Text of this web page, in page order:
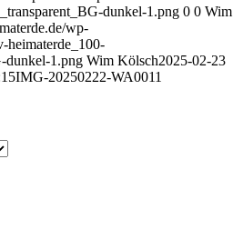
dunkel-1.png 0 0 Wim
wp-
heimaterde_100-
dunkel-1.png Wim Kölsch2025-02-23
IMG-20250222-WA0011